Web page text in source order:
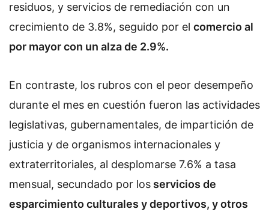
residuos, y servicios de remediación con un
crecimiento de 3.8%, seguido por el comercio al
por mayor con un alza de 2.9%.
En contraste, los rubros con el peor desempeño
durante el mes en cuestión fueron las actividades
legislativas, gubernamentales, de impartición de
justicia y de organismos internacionales y
extraterritoriales, al desplomarse 7.6% a tasa
mensual, secundado por los servicios de
esparcimiento culturales y deportivos, y otros